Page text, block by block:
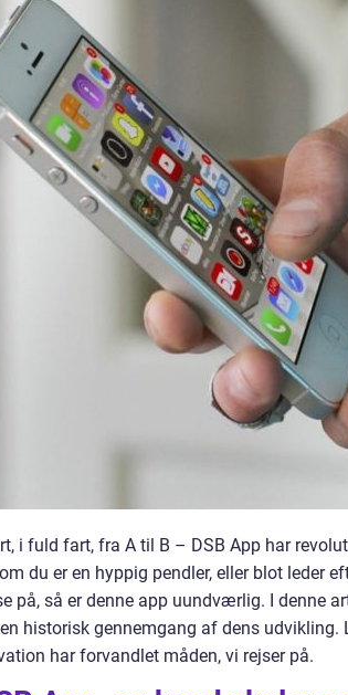
i fuld fart, fra A til B – DSB App har
du er en hyppig pendler, eller blot leder
på, så er denne app uundværlig. I denne
historisk gennemgang af dens
har forvandlet måden, vi rejser på.